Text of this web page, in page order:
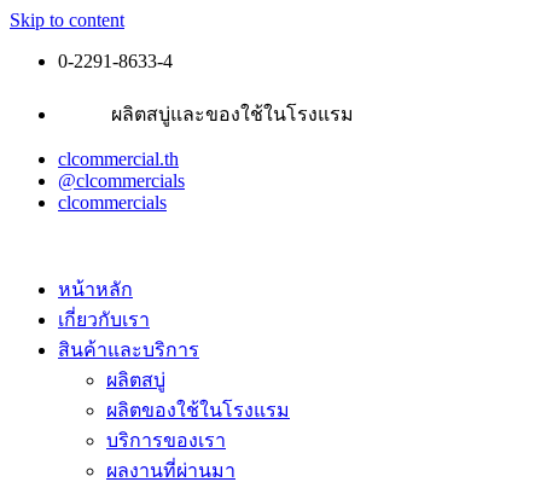
Skip to content
0-2291-8633-4
ผลิตสบู่และของใช้ในโรงแรม
clcommercial.th
@clcommercials
clcommercials
หน้าหลัก
เกี่ยวกับเรา
สินค้าและบริการ
ผลิตสบู่
ผลิตของใช้ในโรงแรม
บริการของเรา
ผลงานที่ผ่านมา